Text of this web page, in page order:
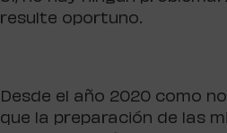
resulte oportuno.
Desde el año 2020 como
que la preparación de las